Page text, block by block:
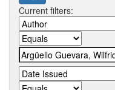
Current filters: